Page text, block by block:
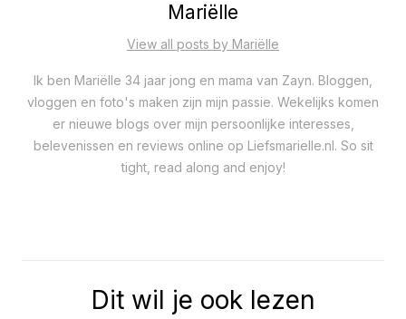
Mariëlle
View all posts by Mariëlle
Ik ben Mariëlle 34 jaar jong en mama van Zayn. Bloggen,
vloggen en foto's maken zijn mijn passie. Wekelijks komen
er nieuwe blogs over mijn persoonlijke interesses,
belevenissen en reviews online op Liefsmarielle.nl. So sit
tight, read along and enjoy!
Dit wil je ook lezen